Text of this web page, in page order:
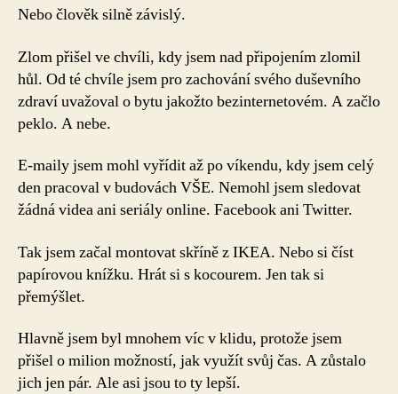
Nebo člověk silně závislý.
Zlom přišel ve chvíli, kdy jsem nad připojením zlomil
hůl. Od té chvíle jsem pro zachování svého duševního
zdraví uvažoval o bytu jakožto bezinternetovém. A začlo
peklo. A nebe.
E-maily jsem mohl vyřídit až po víkendu, kdy jsem celý
den pracoval v budovách VŠE. Nemohl jsem sledovat
žádná videa ani seriály online. Facebook ani Twitter.
Tak jsem začal montovat skříně z IKEA. Nebo si číst
papírovou knížku. Hrát si s kocourem. Jen tak si
přemýšlet.
Hlavně jsem byl mnohem víc v klidu, protože jsem
přišel o milion možností, jak využít svůj čas. A zůstalo
jich jen pár. Ale asi jsou to ty lepší.